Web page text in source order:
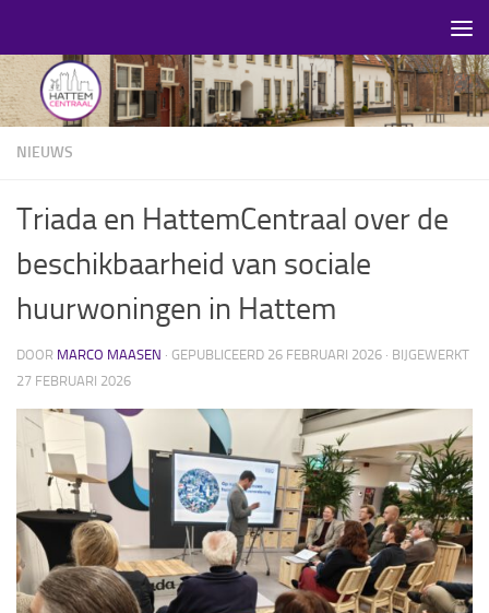
NIEUWS
Triada en HattemCentraal over de
beschikbaarheid van sociale
huurwoningen in Hattem
DOOR MARCO MAASEN · GEPUBLICEERD 26 FEBRUARI 2026 · BIJGEWERKT
27 FEBRUARI 2026